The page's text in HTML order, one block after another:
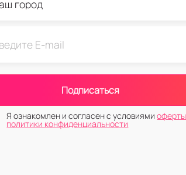
Подписаться
Я ознакомлен и согласен с условиямиоферты
политики конфиденциальности